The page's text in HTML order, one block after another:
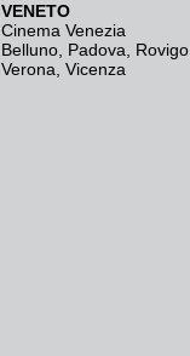
VENETO
Cinema Venezia
Belluno Padova Rovigo
Verona Vicenza